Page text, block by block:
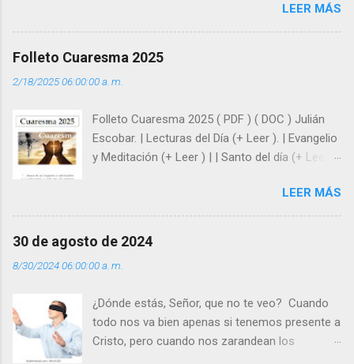
enseña Jesucristo? Que, si seguimos sus
huellas, sin ser superhombres, podemos
siempre está pendiente de nosotros. Amar es
y protegidos por nosotros. “ Señor, soy un
árbol sin frutos, pero tú me das la savia para
que al menos mis ramas y hojas den sombra
super hombre? - ¿Superas tu fragilidad con la
gracia de Dios? Julián Escobar. | Lecturas del
Día (+ Leer ). | Evangelio y Meditación (+ Leer ) |
LEER MÁS
Folleto Cuaresma 2025
2/18/2025 06:00:00 a. m.
Folleto Cuaresma 2025 ( PDF ) ( DOC ) Julián
Escobar. | Lecturas del Día (+ Leer ). | Evangelio
y Meditación (+ Leer ) | | Santo del día (+ Leer )
LEER MÁS
30 de agosto de 2024
8/30/2024 06:00:00 a. m.
¿Dónde estás, Señor, que no te veo? Cuando
todo nos va bien apenas si tenemos presente a
Cristo, pero cuando nos zarandean los